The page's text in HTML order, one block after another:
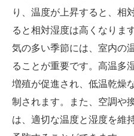
り、温度が上昇すると、相
ると相対湿度は高くなりま
気の多い季節には、室内の
ることが重要です。高温多
増殖が促進され、低温乾燥
制されます。また、空調や
は、適切な温度と湿度を維